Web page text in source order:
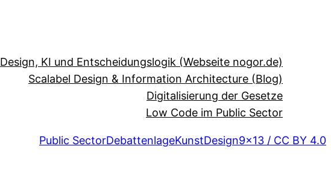
Design, KI und Entscheidungslogik (Webseite nogor.de)
Scalabel Design & Information Architecture (Blog)
Digitalisierung der Gesetze
Low Code im Public Sector
Public SectorDebattenlageKunstDesign9×13 / CC BY 4.0